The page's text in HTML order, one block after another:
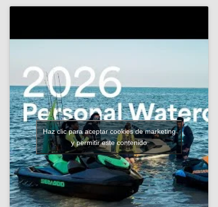
Haz clic para aceptar cookies de marketing
y permitir este contenido